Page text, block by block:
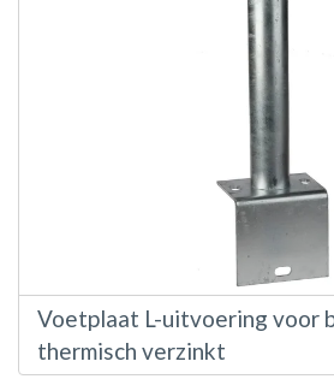
Voetplaat L-uitvoering voor
thermisch verzinkt